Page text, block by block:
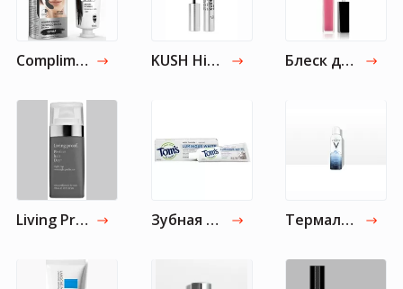
Compliment Black Mask Экспресс-маска Детокс Сияние KUSH High Volume Mascara Блеск для губ Chanel
Living Proof Perfect Hair Day Ночное совершенствующее средство для волос Зубная паста Tom's of Maine Термальная вода Vichy высокой минерализации THERMAL WATER